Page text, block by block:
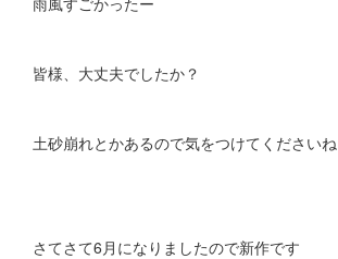
皆様、大丈夫でしたか？
土砂崩れとかあるので気をつけてくださいね
さてさて6月になりましたので新作です